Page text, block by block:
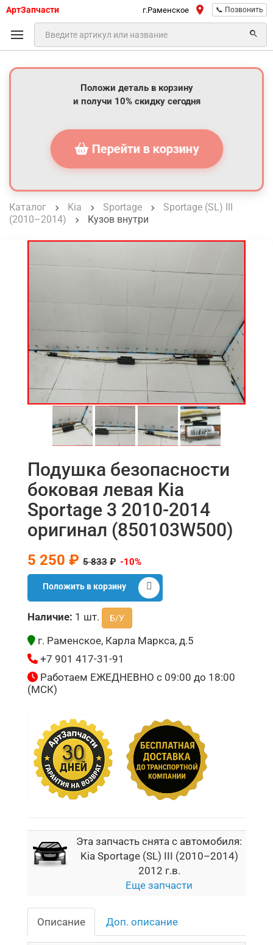
АртЗапчасти г.Раменское 📞 Позвонить
Положи деталь в корзину
и получи 10% скидку сегодня
Перейти в корзину
Каталог Kia Sportage
Sportage (SL) III
(2010–2014)
Кузов внутри
Подушка безопасности
боковая левая Kia
Sportage 3 2010-2014
оригинал (850103W500)
5 250 ₽ 5 833 ₽ -10%
Положить в корзину
Наличие: 1 шт. Б/У
г. Раменское, Карла Маркса, д.5
+7 901 417-31-91
Работаем ЕЖЕДНЕВНО с 09:00 до 18:00
(МСК)
Эта запчасть снята с автомобиля:
Kia Sportage (SL) III (2010–2014)
2012 г.в.
Еще запчасти
Описание Доп. описание